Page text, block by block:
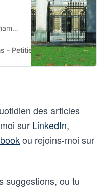
de
;
- Petities Damien Van
des articles
sur LinkedIn,
ou rejoins-moi sur
suggestions, ou tu